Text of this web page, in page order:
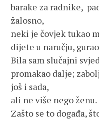
barake za radnike,
žalosno,
neki je čovjek tukao
dijete u naručju,
Bila sam slučajni
promakao dalje;
još i sada,
ali ne više nego ženu.
Zašto se to događa,